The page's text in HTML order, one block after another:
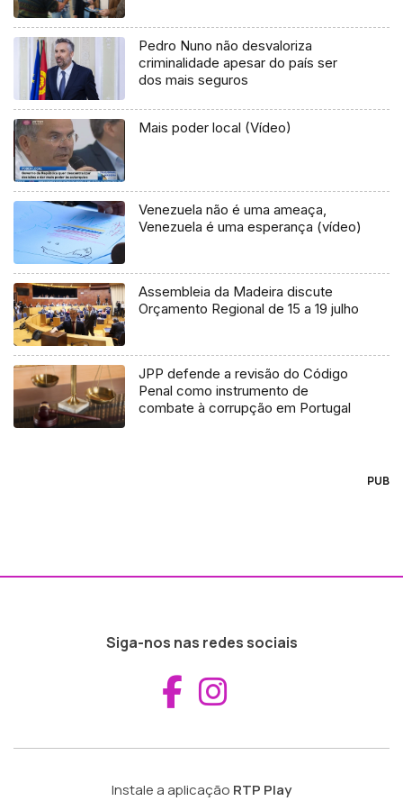
Pedro Nuno não desvaloriza
criminalidade apesar do país ser
dos mais seguros
Mais poder local (Vídeo)
Venezuela não é uma ameaça,
Venezuela é uma esperança (vídeo)
Assembleia da Madeira discute
Orçamento Regional de 15 a 19 julho
JPP defende a revisão do Código
Penal como instrumento de
combate à corrupção em Portugal
PUB
Siga-nos nas redes sociais
Aceder ao
Instale a aplicação RTP Play